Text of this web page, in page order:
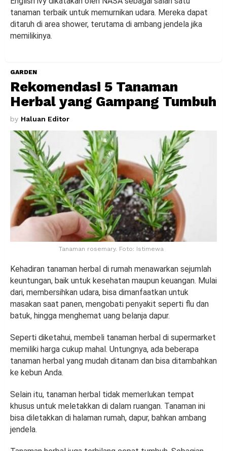
tanaman terbaik untuk memurnikan udara. Mereka dapat
ditaruh di area shower, terutama di ambang jendela jika
memilikinya.
GARDEN
Rekomendasi 5 Tanaman
Herbal yang Gampang Tumbuh
by Haluan Editor
Tanaman rosemary. Foto: Istimewa
Kehadiran tanaman herbal di rumah menawarkan sejumlah
keuntungan, baik untuk kesehatan maupun keuangan. Mulai
dari, membersihkan udara, bisa dimanfaatkan untuk
masakan saat panen, mengobati penyakit seperti flu dan
batuk, hingga menghemat uang belanja dapur.
Seperti diketahui, membeli tanaman herbal di supermarket
memiliki harga cukup mahal. Untungnya, ada beberapa
tanaman herbal yang mudah ditanam dan bisa ditambahkan
ke kebun Anda.
Selain itu, tanaman herbal tidak memerlukan tempat
khusus untuk meletakkan di dalam ruangan. Tanaman ini
bisa diletakkan di halaman rumah, dapur, bahkan ambang
jendela.